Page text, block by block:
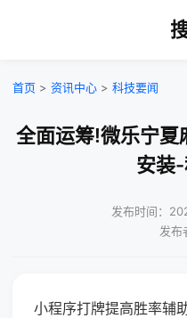
首页 > 资讯中心 > 科技要闻
全面运筹!微乐宁夏
安装
发布时间：
发布
小程序打牌提高胜率辅